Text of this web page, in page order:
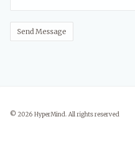
© 2026 HyperMind. All rights reserved